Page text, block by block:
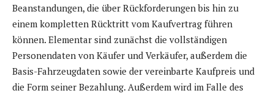
Beanstandungen, die über Rückforderungen bis hin zu
einem kompletten Rücktritt vom Kaufvertrag führen
können. Elementar sind zunächst die vollständigen
Personendaten von Käufer und Verkäufer, außerdem die
Basis-Fahrzeugdaten sowie der vereinbarte Kaufpreis und
die Form seiner Bezahlung. Außerdem wird im Falle des